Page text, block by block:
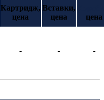
Картридж,
цена
Вставки,
цена
цена
- - -